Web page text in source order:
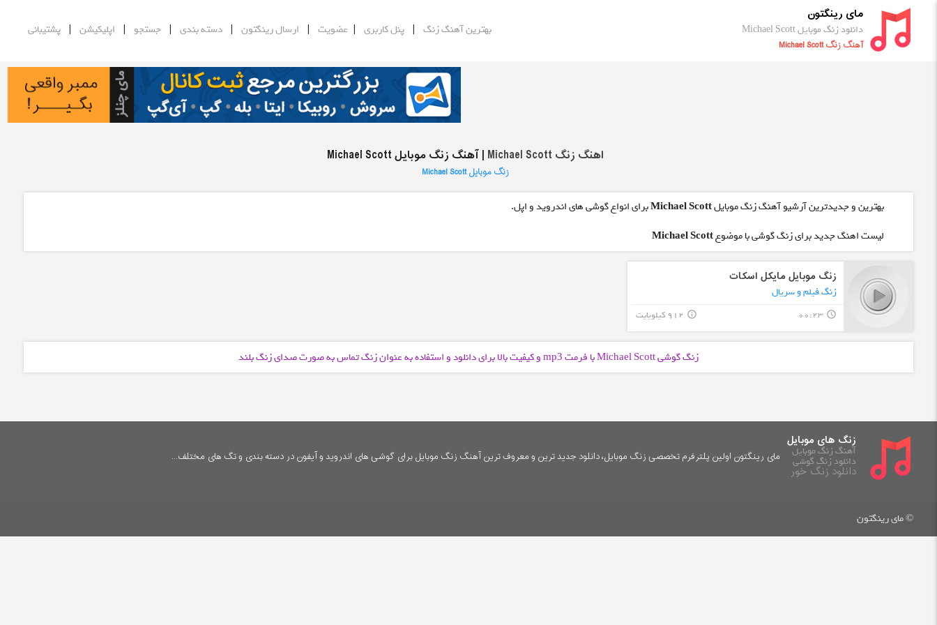
مای رینگتون
دانلود زنگ موبایل Michael Scott
آهنگ زنگ Michael Scott
بهترین آهنگ زنگ |پنل کاربری | عضویت | ارسال رینگتون |دسته بندی | جستجو | اپلیکیشن |پشتیبانی
اهنگ زنگ Michael Scott | آهنگ زنگ موبایل Michael Scott
زنگ موبایل Michael Scott
بهترین و جدیدترین آرشیو آهنگ زنگ موبایلMichael Scottبرای انواع گوشی های اندروید و اپل.
لیست اهنگ جدید برای زنگ گوشی با موضوعMichael Scott
زنگ موبایل مایکل اسکات
زنگ فیلم و سریال
query_builder
00:23 912 کیلوبایت info_outline
زنگ گوشی Michael Scott با فرمت mp3 و کیفیت بالا برای دانلود و استفاده به عنوان زنگ تماس به صورت صدای زنگ بلند
زنگ های موبایل
آهنگ زنگ موبایل
دانلود زنگ گوشی
دانلود زنگ خور
مای رینگتون اولین پلترفرم تخصصی زنگ موبایل، دانلود جدید ترین و معروف ترین آهنگ زنگ موبایل برای گوشی های اندروید و آیفون در دسته بندی و تگ های مختلف...
© مای رینگتون